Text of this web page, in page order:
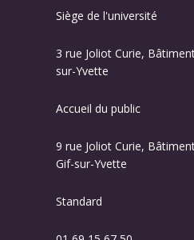
Siège de l'université
3 rue Joliot Curie,
sur-Yvette
Accueil du public
9 rue Joliot Curie,
Gif-sur-Yvette
Standard